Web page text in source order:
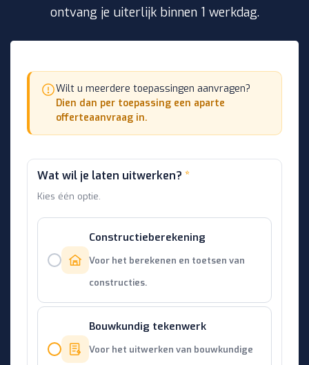
ontvang je uiterlijk binnen 1 werkdag.
Wilt u meerdere toepassingen aanvragen?
Dien dan per toepassing een aparte
offerteaanvraag in.
Wat wil je laten uitwerken? *
Kies één optie.
Constructieberekening
Voor het berekenen en toetsen van
constructies.
Bouwkundig tekenwerk
Voor het uitwerken van bouwkundige